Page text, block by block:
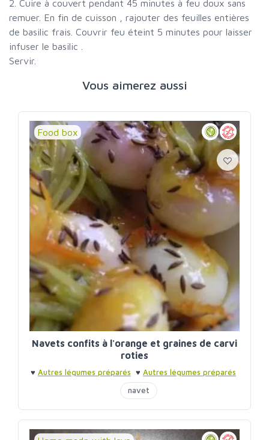
2. Cuire à couvert pendant 45 minutes à feu doux sans
remuer. En fin de cuisson , rajouter des feuilles entières
de basilic frais. Couvrir feu éteint 5 minutes pour laisser
infuser le basilic .
Servir.
Vous aimerez aussi
Food box
Navets confits à l'orange et graines de carvi
roties
♥ Autres légumes préparés ♥ Autres légumes préparés
navet